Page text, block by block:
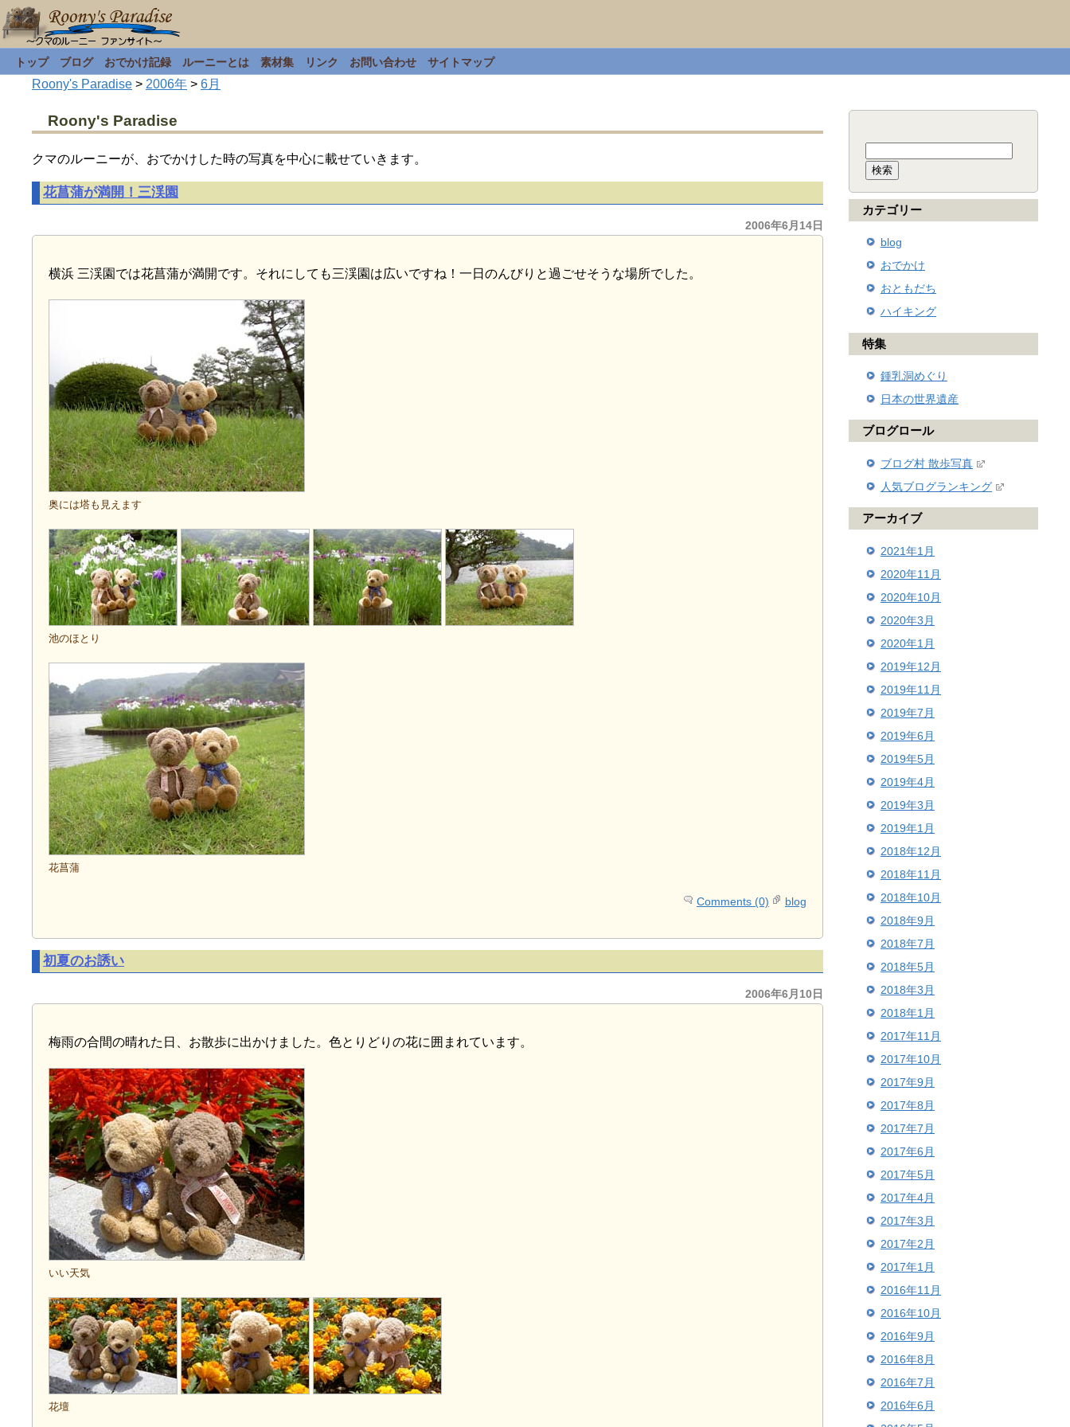
トップ ブログ おでかけ記録 ルーニーとは 素材集 リンク お問い合わせ サイトマップ
Roony's Paradise > 2006年 > 6月
Roony's Paradise
クマのルーニーが、おでかけした時の写真を中心に載せていきます。
花菖蒲が満開！三渓園
2006年6月14日
横浜 三渓園では花菖蒲が満開です。それにしても三渓園は広いですね！一日のんびりと過ごせそうな場所でした。
奥には塔も見えます
池のほとり
花菖蒲
Comments (0) blog
初夏のお誘い
2006年6月10日
梅雨の合間の晴れた日、お散歩に出かけました。色とりどりの花に囲まれています。
いい天気
花壇
カテゴリー
blog
おでかけ
おともだち
ハイキング
特集
鍾乳洞めぐり
日本の世界遺産
ブログロール
ブログ村 散歩写真
人気ブログランキング
アーカイブ
2021年1月
2020年11月
2020年10月
2020年3月
2020年1月
2019年12月
2019年11月
2019年7月
2019年6月
2019年5月
2019年4月
2019年3月
2019年1月
2018年12月
2018年11月
2018年10月
2018年9月
2018年7月
2018年5月
2018年3月
2018年1月
2017年11月
2017年10月
2017年9月
2017年8月
2017年7月
2017年6月
2017年5月
2017年4月
2017年3月
2017年2月
2017年1月
2016年11月
2016年10月
2016年9月
2016年8月
2016年7月
2016年6月